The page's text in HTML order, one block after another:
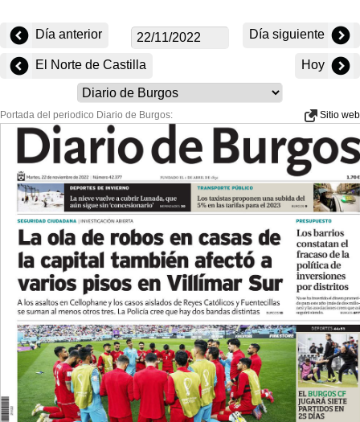
Día anterior Día siguiente
El Norte de Castilla Hoy
Portada del periodico Diario de Burgos: Sitio web